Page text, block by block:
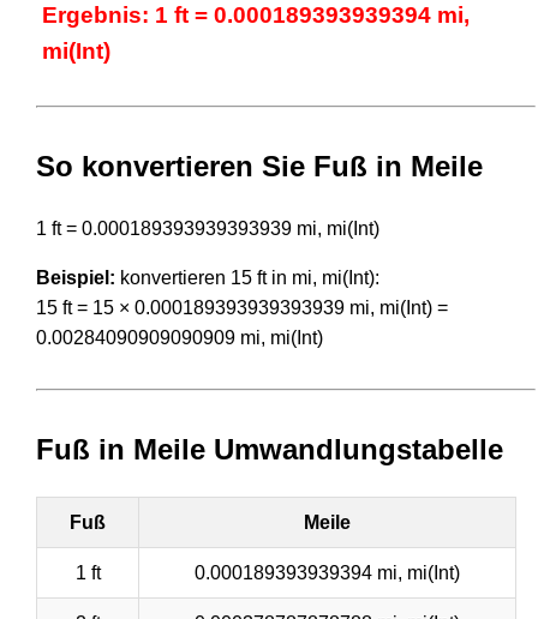
Ergebnis: 1 ft = 0.000189393939394 mi,
mi(Int)
So konvertieren Sie Fuß in Meile
1 ft = 0.000189393939393939 mi, mi(Int)
Beispiel: konvertieren 15 ft in mi, mi(Int):
15 ft = 15 × 0.000189393939393939 mi, mi(Int) =
0.00284090909090909 mi, mi(Int)
Fuß in Meile Umwandlungstabelle
Fuß Meile
1 ft 0.000189393939394 mi, mi(Int)